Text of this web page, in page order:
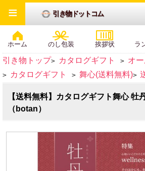
引き物ドットコム
ホーム のし包装 挨拶状 ラ
≡
引き物トップ> カタログギフト > オ
> カタログギフト > 舞心(送料無料)>
【送料無料】カタログギフト舞心 牡
（botan）